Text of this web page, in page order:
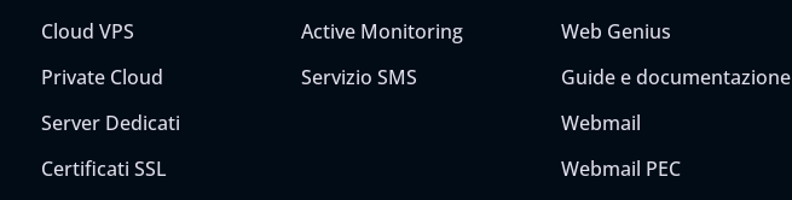
Cloud VPS
Private Cloud
Server Dedicati
Certificati SSL
Active Monitoring
Servizio SMS
Web Genius
Guide e documentazione
Webmail
Webmail PEC